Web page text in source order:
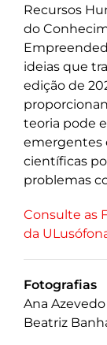
Recursos
do
ideias que
edição de
teoria pode
emergentes
científicas
problemas
Consulte as
da
Fotografias
Ana Azevedo
Beatriz